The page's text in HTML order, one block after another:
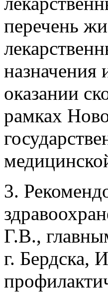
перечень
оказании
рамках
3.
Г.В.,
г. Бердска,